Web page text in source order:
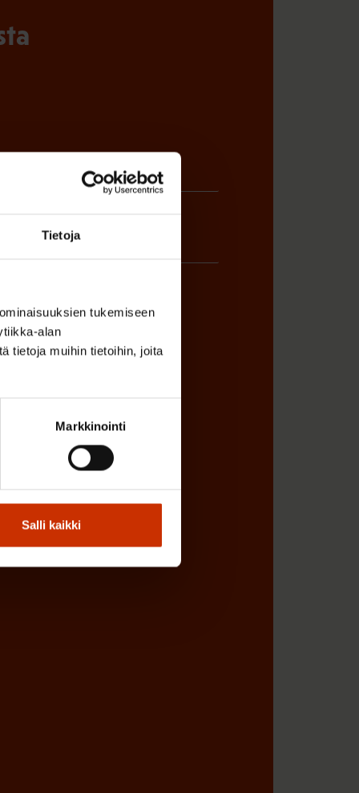
Tietoja
tukemiseen
alan
tietoja muihin tietoihin, joita
Markkinointi
Salli kaikki
EDUSTAJA